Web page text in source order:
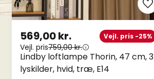
Lindby loftlampe Thorin, 47 cm, 3
lyskilder, hvid, træ, E14
569,00 kr. Vejl. pris -25%
Vejl. pris759,00 kr.